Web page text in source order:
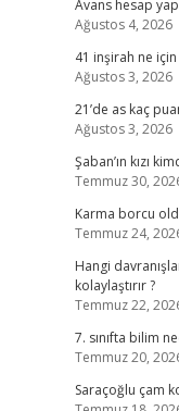
Avans hesap
Ağustos 4, 2026
41 inşirah ne
Ağustos 3, 2026
21’de as kaç
Ağustos 3, 2026
Şaban’ın kızı
Temmuz 30,
Karma borcu
Temmuz 24,
Hangi
kolaylaştırır ?
Temmuz 22,
7. sınıfta bilim
Temmuz 20,
Saraçoğlu çam